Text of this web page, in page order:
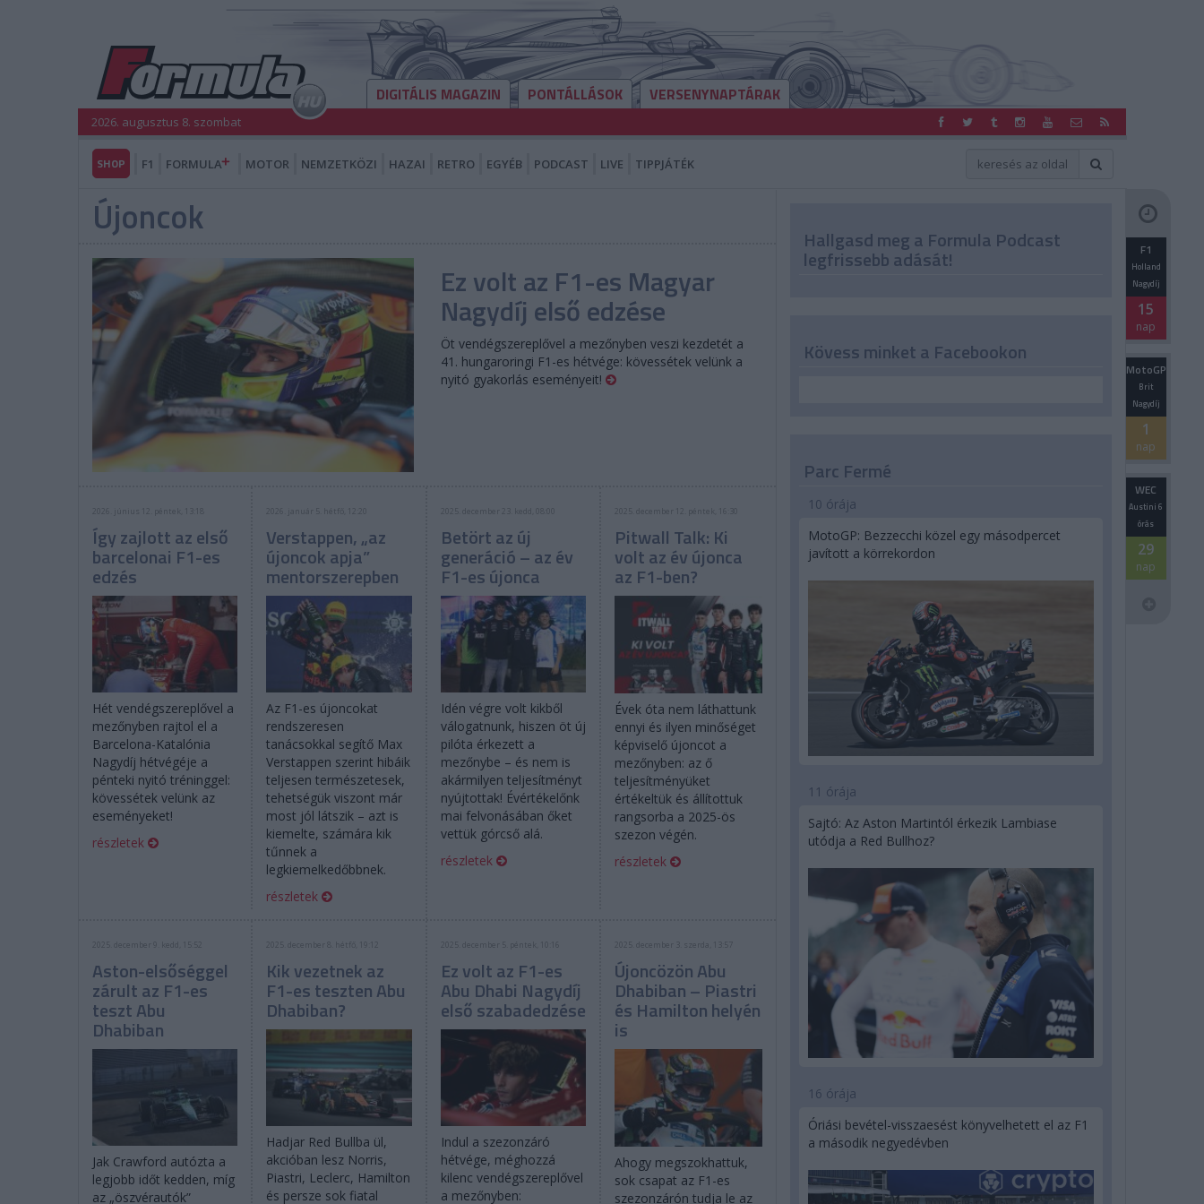
DIGITÁLIS MAGAZIN PONTÁLLÁSOK VERSENYNAPTÁRAK
2026. augusztus 8. szombat
SHOP F1 FORMULA MOTOR NEMZETKÖZI HAZAI RETRO EGYÉB PODCAST LIVE TIPPJÁTÉK
Újoncok
Ez volt az F1-es Magyar
Nagydíj első edzése
Öt vendégszereplővel a mezőnyben veszi kezdetét a
41. hungaroringi F1-es hétvége: kövessétek velünk a
nyitó gyakorlás eseményeit!
2026. június 12. péntek, 13:18
Így zajlott az első
barcelonai F1-es
edzés
Hét vendégszereplővel a
mezőnyben rajtol el a
Barcelona-Katalónia
Nagydíj hétvégéje a
pénteki nyitó tréninggel:
kövessétek velünk az
eseményeket!
részletek
2026. január 5. hétfő, 12:20
Verstappen, „az
újoncok apja”
mentorszerepben
Az F1-es újoncokat
rendszeresen
tanácsokkal segítő Max
Verstappen szerint hibáik
teljesen természetesek,
tehetségük viszont már
most jól látszik – azt is
kiemelte, számára kik
tűnnek a
legkiemelkedőbbnek.
részletek
2025. december 23. kedd, 08:00
Betört az új
generáció – az év
F1-es újonca
Idén végre volt kikből
válogatnunk, hiszen öt új
pilóta érkezett a
mezőnybe – és nem is
akármilyen teljesítményt
nyújtottak! Évértékelőnk
mai felvonásában őket
vettük górcső alá.
részletek
2025. december 12. péntek, 16:30
Pitwall Talk: Ki
volt az év újonca
az F1-ben?
Évek óta nem láthattunk
ennyi és ilyen minőséget
képviselő újoncot a
mezőnyben: az ő
teljesítményüket
értékeltük és állítottuk
rangsorba a 2025-ös
szezon végén.
részletek
2025. december 9. kedd, 15:52
Aston-elsőséggel
zárult az F1-es
teszt Abu
Dhabiban
Jak Crawford autózta a
legjobb időt kedden, míg
az „öszvérautók”
2025. december 8. hétfő, 19:12
Kik vezetnek az
F1-es teszten Abu
Dhabiban?
Hadjar Red Bullba ül,
akcióban lesz Norris,
Piastri, Leclerc, Hamilton
és persze sok fiatal
2025. december 5. péntek, 10:16
Ez volt az F1-es
Abu Dhabi Nagydíj
első szabadedzése
Indul a szezonzáró
hétvége, méghozzá
kilenc vendégszereplővel
a mezőnyben:
2025. december 3. szerda, 13:57
Újoncözön Abu
Dhabiban – Piastri
és Hamilton helyén
is
Ahogy megszokhattuk,
sok csapat az F1-es
szezonzárón tudja le az
Hallgasd meg a Formula Podcast
legfrissebb adását! F1
Holland
Nagydíj
15
nap
MotoGP
Brit
Nagydíj
1
nap
WEC
Austini 6
órás
29
nap
Kövess minket a Facebookon
Parc Fermé
10 órája
MotoGP: Bezzecchi közel egy másodpercet
javított a körrekordon
11 órája
Sajtó: Az Aston Martintól érkezik Lambiase
utódja a Red Bullhoz?
16 órája
Óriási bevétel-visszaesést könyvelhetett el az F1
a második negyedévben